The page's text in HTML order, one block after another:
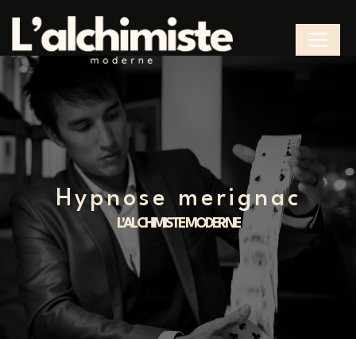
hypnose merignac
L'ALCHIMISTE MODERNE